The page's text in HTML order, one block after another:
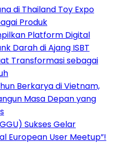
di Thailand Toy Expo
Produk
Platform Digital
Darah di Ajang ISBT
Transformasi sebagai
Berkarya di Vietnam,
Masa Depan yang
Sukses Gelar
European User Meetup”!